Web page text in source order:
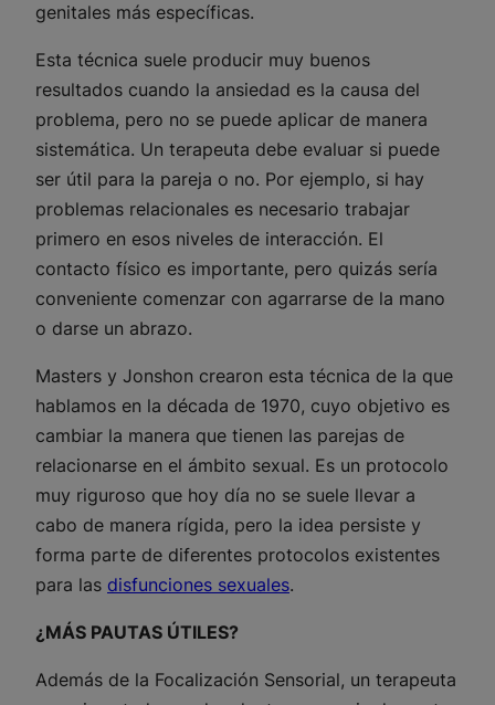
genitales más específicas.
Esta técnica suele producir muy buenos
resultados cuando la ansiedad es la causa del
problema, pero no se puede aplicar de manera
sistemática. Un terapeuta debe evaluar si puede
ser útil para la pareja o no. Por ejemplo, si hay
problemas relacionales es necesario trabajar
primero en esos niveles de interacción. El
contacto físico es importante, pero quizás sería
conveniente comenzar con agarrarse de la mano
o darse un abrazo.
Masters y Jonshon crearon esta técnica de la que
hablamos en la década de 1970, cuyo objetivo es
cambiar la manera que tienen las parejas de
relacionarse en el ámbito sexual. Es un protocolo
muy riguroso que hoy día no se suele llevar a
cabo de manera rígida, pero la idea persiste y
forma parte de diferentes protocolos existentes
para las disfunciones sexuales.
¿MÁS PAUTAS ÚTILES?
Además de la Focalización Sensorial, un terapeuta